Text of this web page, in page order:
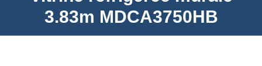
3.83m MDCA3750HB